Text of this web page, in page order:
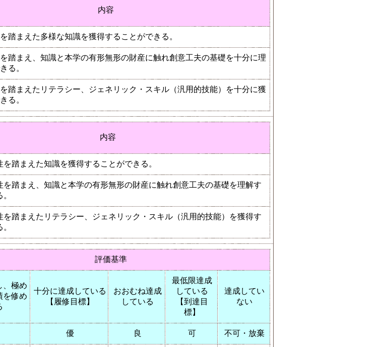
内容
踏まえた多様な知識を獲得することができる。
踏まえ、知識と本学の有形無形の財産に触れ創意工夫の基礎を十分に理
る。
踏まえたリテラシー、ジェネリック・スキル（汎用的技能）を十分に獲
る。
内容
踏まえた知識を獲得することができる。
を踏まえ、知識と本学の有形無形の財産に触れ創意工夫の基礎を理解す
を踏まえたリテラシー、ジェネリック・スキル（汎用的技能）を獲得す
評価基準
、極め
を修め
十分に達成している
【履修目標】
おおむね達成
している
最低限達成
している
【到達目
標】
達成してい
ない
優 良 可 不可・放棄